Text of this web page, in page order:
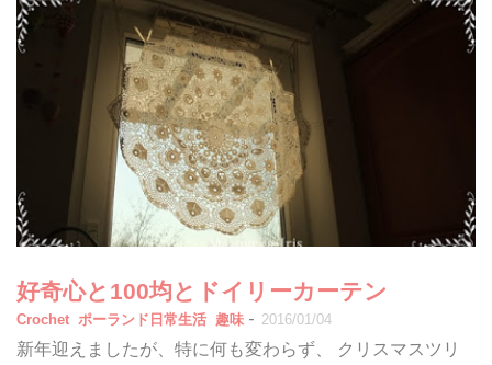
好奇心と100均とドイリーカーテン
Crochet ポーランド日常生活 趣味 - 2016/01/04
新年迎えましたが、特に何も変わらず、 クリスマスツリ